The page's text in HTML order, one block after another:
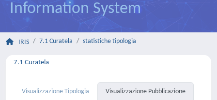
Information System
IRIS 7.1 Curatela statistiche tipologia
7.1 Curatela
Visualizzazione Tipologia Visualizzazione Pubblicazione